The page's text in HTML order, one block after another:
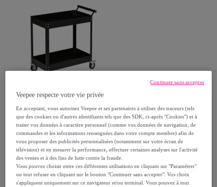
Chariot desserte d'atelier en
acier 2 plateaux sur roulettes
avec poignée - charge max.
150 kg - 84,5 x 38 x 84 cm
noir
Noir
63, €
Achat express
Veepee respecte votre vie privée
En acceptant, vous autorisez Veepee et ses partenaires à utiliser des traceurs (tels
que des cookies ou d'autres identifiants tels que des SDK, ci-après "Cookies") et à
traiter vos données à caractère personnel (comme vos données de navigation, de
commandes et les informations renseignées dans votre compte membre) afin de
vous proposer des publicités personnalisées (notamment sur votre écran de
télévision) et en mesurer la performance, effectuer certaines analyses sur l'activité
des ventes et à des fins de lutte contre la fraude.
Vous pouvez choisir entre ces différentes utilisations en cliquant sur "Paramétrer"
ou tout refuser en cliquant sur le bouton "Continuer sans accepter". Vos choix
s'appliquent uniquement sur ce navigateur et/ou terminal. Vous pouvez à tout
Continuer sans accepter